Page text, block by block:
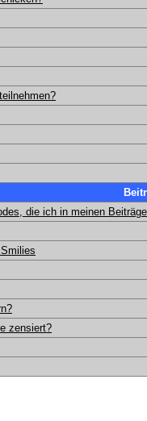
die ich in meinen
zensiert?